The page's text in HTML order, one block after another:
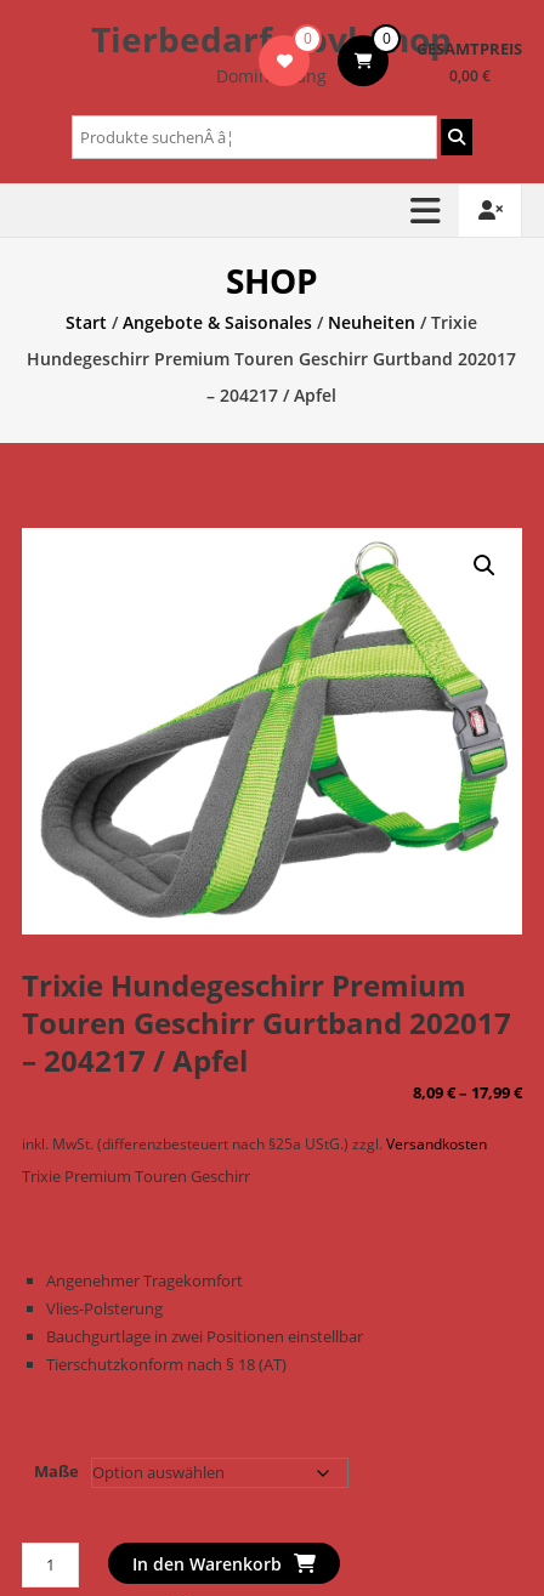
Tierbedarf – bvl-Shop
Dominik Lang
0 0 GESAMTPREIS
0,00 €
Suchen
nach:
SHOP
Start /Angebote & Saisonales / Neuheiten / Trixie
Hundegeschirr Premium Touren Geschirr Gurtband 202017
– 204217 / Apfel
Trixie Hundegeschirr Premium
Touren Geschirr Gurtband 202017
– 204217 / Apfel
8,09€– 17,99€
inkl. MwSt. (differenzbesteuert nach §25a UStG.) zzgl.Versandkosten
Trixie Premium Touren Geschirr
Angenehmer Tragekomfort
Vlies-Polsterung
Bauchgurtlage in zwei Positionen einstellbar
Tierschutzkonform nach § 18 (AT)
Maße
Trixie
Hundegeschirr
In den Warenkorb